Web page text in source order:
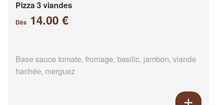
Pizza 3 viandes
Dès 14.00 €
Base sauce tomate, fromage, basilic, jambon, viande
hachée, merguez